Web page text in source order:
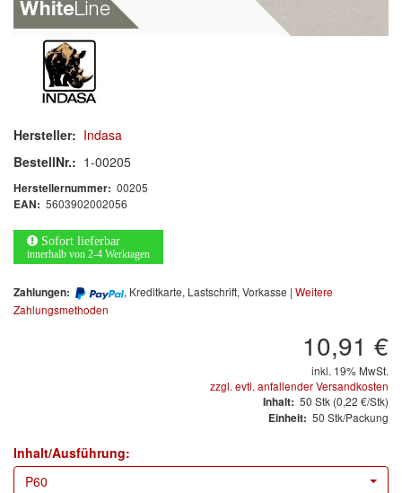
Werkzeug & Maschinen
Reinigen
Arbeitsschutz
Luftfilter
Mischfarben
Restposten
Informationsmaterial
MARKEN
E-D
EVERCOAT
Hersteller: Indasa
BestellNr.: 1-00205
Herstellernummer: 00205
EAN: 5603902002056
Sofort lieferbar
innerhalb von 2-4 Werktagen
Zahlungen: , Kreditkarte, Lastschrift, Vorkasse | Weitere
Zahlungsmethoden
10,91 €
inkl. 19% MwSt.
zzgl. evtl. anfallender Versandkosten
Inhalt: 50 Stk (0,22 €/Stk)
Einheit: 50 Stk/Packung
Inhalt/Ausführung:
P60